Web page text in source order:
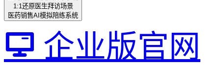
1:1还原医生拜访场景
医药销售AI模拟陪练系统
企业版官网